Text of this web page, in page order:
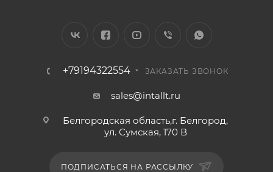
+79194322554 ЗАКАЗАТЬ ЗВОНОК
sales@intallt.ru
Белгородская область,г. Белгород,
ул. Сумская, 170 В
ПОДПИСАТЬСЯ НА РАССЫЛКУ